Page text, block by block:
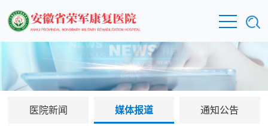
医院新闻 媒体报道 通知公告